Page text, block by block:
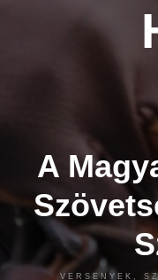
A
VERSENYEK,